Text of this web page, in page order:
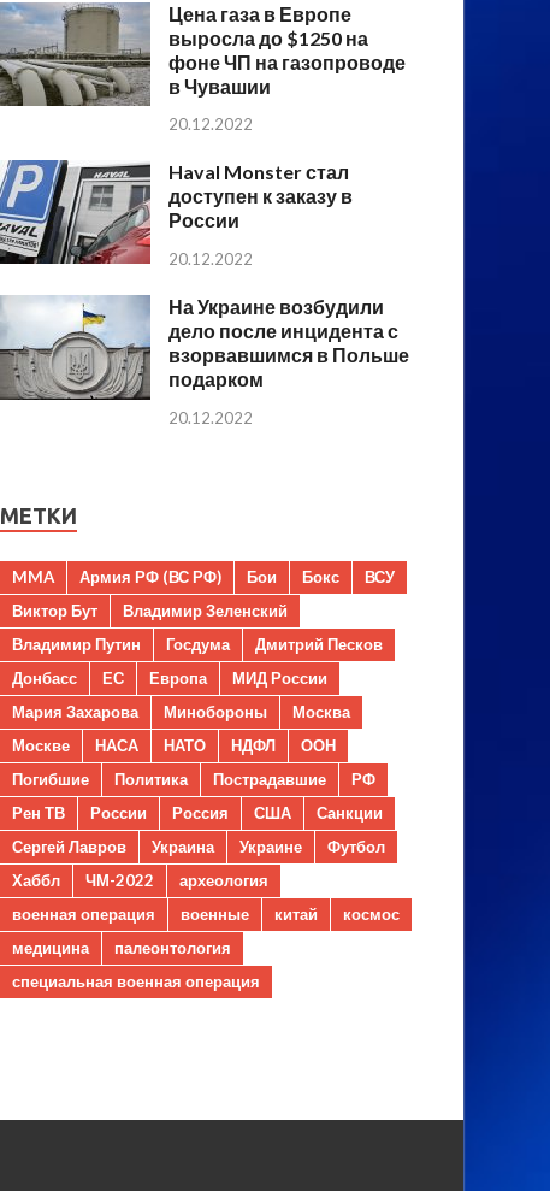
Цена газа в Европе
выросла до $1250 на
фоне ЧП на газопроводе
в Чувашии
20.12.2022
Haval Monster стал
доступен к заказу в
России
20.12.2022
На Украине возбудили
дело после инцидента с
взорвавшимся в Польше
подарком
20.12.2022
МЕТКИ
MMA Армия РФ (ВС РФ) Бои Бокс
ВСУ
Виктор Бут
Владимир Зеленский
Владимир Путин
Госдума
Дмитрий Песков
Донбасс
ЕС Европа
МИД России
Мария Захарова
Минобороны
Москва
Москве
НАСА НАТО НДФЛ
ООН
Погибшие
Политика Пострадавшие
РФ
Рен ТВ
России Россия США
Санкции
Сергей Лавров
Украина Украине
Футбол
Хаббл
ЧМ-2022
археология
военная операция
военные китай
космос
медицина
палеонтология
специальная военная операция